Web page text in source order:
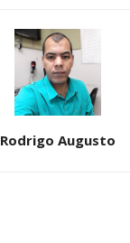
Rodrigo Augusto